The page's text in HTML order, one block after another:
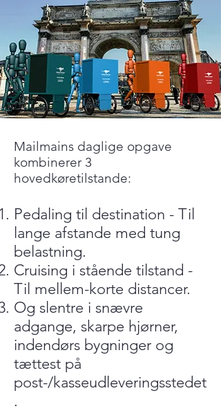
Mailmains daglige opgave
kombinerer 3
hovedkøretilstande:
Pedaling til destination - Til
lange afstande med tung
belastning.
Cruising i stående tilstand -
Til mellem-korte distancer.
Og slentre i snævre
adgange, skarpe hjørner,
indendørs bygninger og
tættest på
post-/kasseudleveringsstedet
.